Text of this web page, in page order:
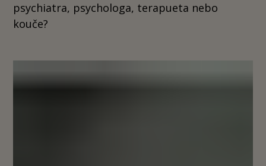
psychiatra, psychologa, terapueta nebo
kouče?